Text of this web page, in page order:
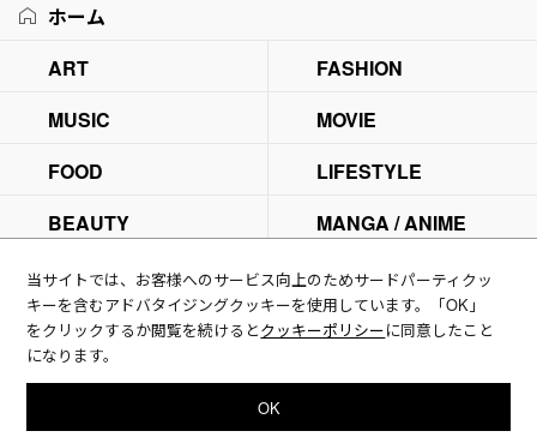
ホーム
ART
FASHION
MUSIC
MOVIE
FOOD
LIFESTYLE
BEAUTY
MANGA / ANIME
E-ストア
スタッフ
当サイトでは、お客様へのサービス向上のためサードパーティクッ
キーを含むアドバタイジングクッキーを使用しています。「OK」
をクリックするか閲覧を続けるとクッキーポリシーに同意したこと
になります。
OK